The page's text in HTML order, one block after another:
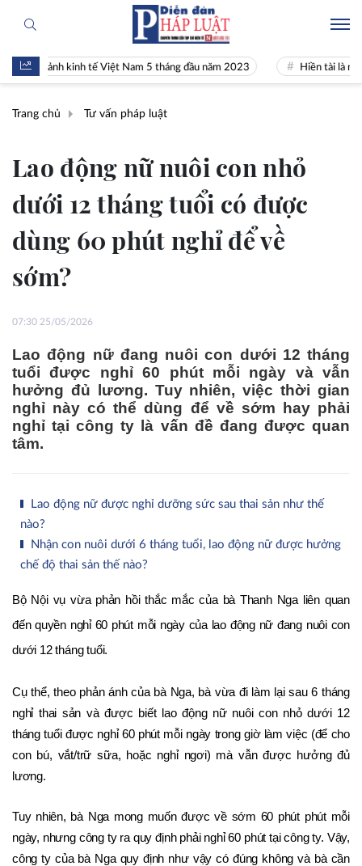
cảnh kinh tế Việt Nam 5 tháng đầu năm 2023 Hiền tài là nguyên
Trang chủ Tư vấn pháp luật
Lao động nữ nuôi con nhỏ
dưới 12 tháng tuổi có được
dùng 60 phút nghỉ để về
sớm?
07:30 25/05/2026
Lao động nữ đang nuôi con dưới 12 tháng
tuổi được nghỉ 60 phút mỗi ngày và vẫn
hưởng đủ lương. Tuy nhiên, việc thời gian
nghỉ này có thể dùng để về sớm hay phải
nghỉ tại công ty là vấn đề đang được quan
tâm.
Lao động nữ được nghỉ dưỡng sức sau thai sản như thế
nào?
Nhận con nuôi dưới 6 tháng tuổi, lao động nữ được hưởng
chế độ thai sản thế nào?
Bộ Nội vụ vừa phản hồi thắc mắc của bà Thanh Nga liên quan
đến quyền nghỉ 60 phút mỗi ngày của lao động nữ đang nuôi con
dưới 12 tháng tuổi.
Cụ thể, theo phản ánh của bà Nga, bà vừa đi làm lại sau 6 tháng
nghỉ thai sản và được biết lao động nữ nuôi con nhỏ dưới 12
tháng tuổi được nghỉ 60 phút mỗi ngày trong giờ làm việc (để cho
con bú, vắt/trữ sữa, hoặc nghỉ ngơi) mà vẫn được hưởng đủ
lương.
Tuy nhiên, bà Nga mong muốn được về sớm 60 phút phút mỗi
ngày, nhưng công ty ra quy định phải nghỉ 60 phút tại công ty. Vậy,
công ty của bà Nga quy định như vậy có đúng không và bà cần